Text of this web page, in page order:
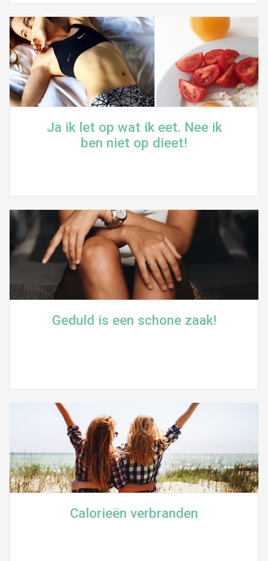
Ja ik let op wat ik eet. Nee ik
ben niet op dieet!
Geduld is een schone zaak!
Calorieën verbranden